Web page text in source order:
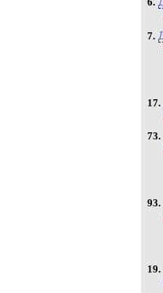
6.
7.
17.
73.
93.
19.